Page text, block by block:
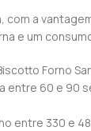
com a
e um
Forno
entre 60 e 90
entre 330 e